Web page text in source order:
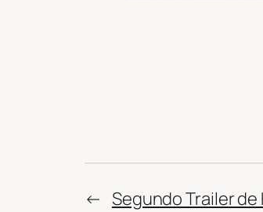
← Segundo Trailer